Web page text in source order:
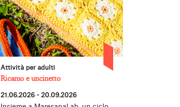
Attività per adulti
Ricamo e uncinetto
21.06.2026 - 20.09.2026